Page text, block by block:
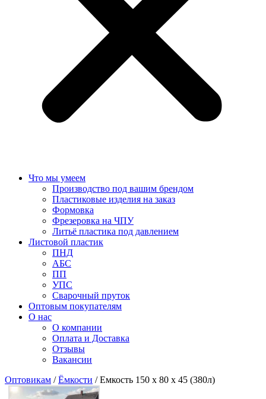
Что мы умеем
Производство под вашим брендом
Пластиковые изделия на заказ
Формовка
Фрезеровка на ЧПУ
Литьё пластика под давлением
Листовой пластик
ПНД
АБС
ПП
УПС
Сварочный пруток
Оптовым покупателям
О нас
О компании
Оплата и Доставка
Отзывы
Вакансии
Оптовикам /Ёмкости / Емкость 150 х 80 х 45 (380л)